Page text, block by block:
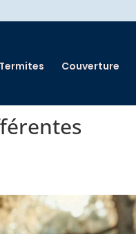
Termites Couverture